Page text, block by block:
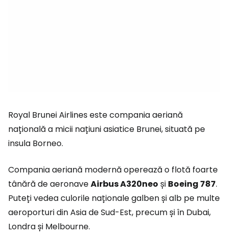
Royal Brunei Airlines este compania aeriană
națională a micii națiuni asiatice Brunei, situată pe
insula Borneo.
Compania aeriană modernă operează o flotă foarte
tânără de aeronaveAirbus A320neo și Boeing 787.
Puteți vedea culorile naționale galben și alb pe multe
aeroporturi din Asia de Sud-Est, precum și în Dubai,
Londra și Melbourne.